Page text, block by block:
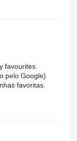
favourites.
pelo Google)
favoritas.